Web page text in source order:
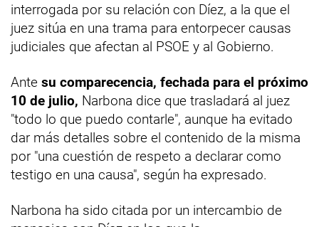
interrogada por su relación con Díez, a la que el
juez sitúa en una trama para entorpecer causas
judiciales que afectan al PSOE y al Gobierno.
Ante su comparecencia, fechada para el próximo
10 de julio, Narbona dice que trasladará al juez
"todo lo que puedo contarle", aunque ha evitado
dar más detalles sobre el contenido de la misma
por "una cuestión de respeto a declarar como
testigo en una causa", según ha expresado.
Narbona ha sido citada por un intercambio de